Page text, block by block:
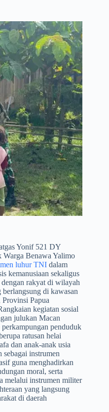
Yonif 521 DY
Benawa Yalimo
luhur TNI dalam
kemanusiaan sekaligus
rakyat di wilayah
berlangsung di kawasan
Papua
kegiatan sosial
julukan Macan
penduduk
ratusan helai
dan anak-anak usia
instrumen
guna menghadirkan
moral, serta
melalui instrumen militer
yang langsung
di daerah